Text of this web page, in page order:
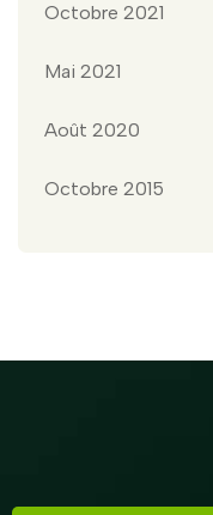
Octobre 2021
Mai 2021
Août 2020
Octobre 2015